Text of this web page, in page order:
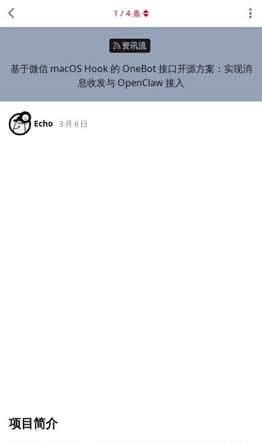
资讯流
基于微信 macOS Hook 的 OneBot 接口开源方案：实现消
息收发与 OpenClaw 接入
1 / 4 条
Echo 3 月 6 日
项目简介